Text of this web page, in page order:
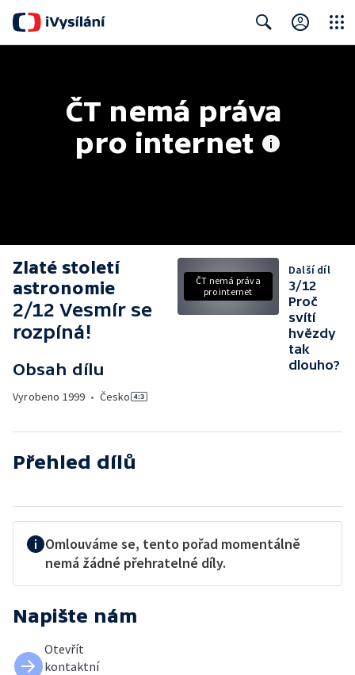
ČT nemá práva
pro internet
Zlaté století
astronomie
2/12 Vesmír se
rozpíná!
Obsah dílu
Vyrobeno 1999 • Česko
ČT nemá práva
pro internet
Další díl
3/12
Proč
svítí
hvězdy
tak
dlouho?
Přehled dílů
Omlouváme se, tento pořad momentálně
nemá žádné přehratelné díly.
Napište nám
Otevřít
kontaktní